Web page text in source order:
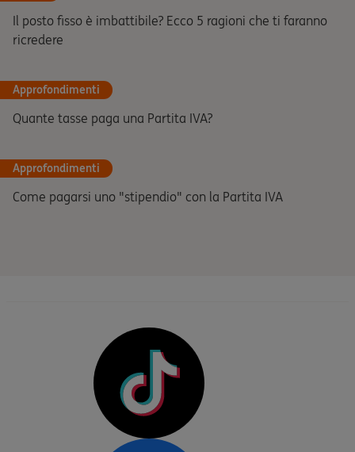
Il posto fisso è imbattibile? Ecco 5 ragioni che ti faranno
ricredere
Approfondimenti
Quante tasse paga una Partita IVA?
Approfondimenti
Come pagarsi uno "stipendio" con la Partita IVA